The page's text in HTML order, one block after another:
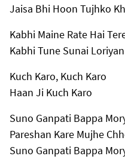
Jaisa Bhi Hoon Tujhko
Kabhi Maine Rate Hai
Kabhi Tune Sunai Loriyan
Kuch Karo, Kuch Karo
Haan Ji Kuch Karo
Suno Ganpati Bappa
Pareshan Kare Mujhe
Suno Ganpati Bappa